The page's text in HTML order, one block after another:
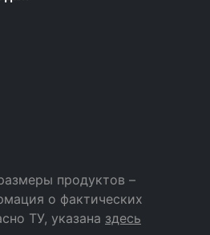
продуктов –
о фактических
ТУ, указана здесь